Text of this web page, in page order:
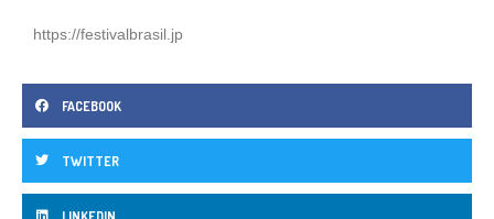
https://festivalbrasil.jp
FACEBOOK
TWITTER